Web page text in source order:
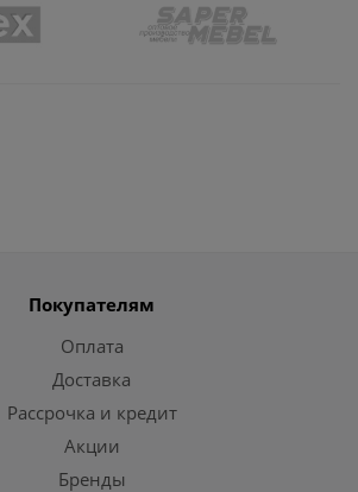
Покупателям
Оплата
Доставка
Рассрочка и кредит
Акции
Бренды